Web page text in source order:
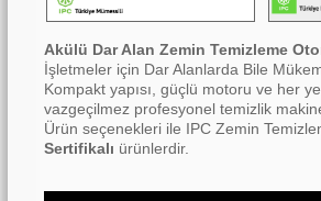
Akülü Dar Alan Zemin Temizleme
İşletmeler için Dar Alanlarda Bile
Kompakt yapısı, güçlü motoru ve her
vazgeçilmez profesyonel temizlik
Ürün seçenekleri ile IPC Zemin
Sertifikalı ürünlerdir.